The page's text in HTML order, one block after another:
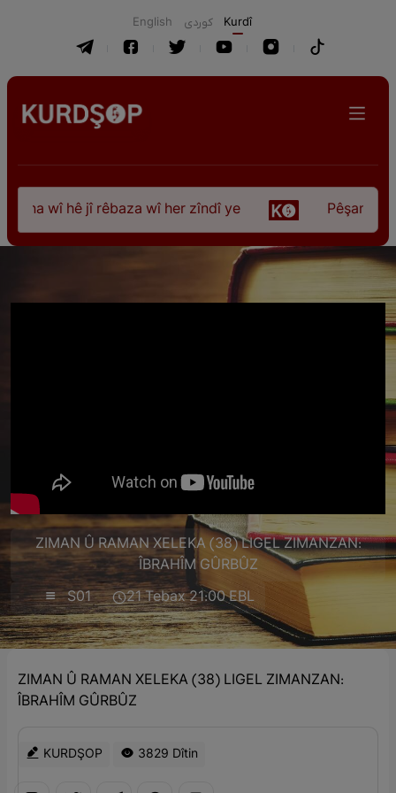
English كوردی Kurdî
wî hê jî rêbaza wî her zîndî ye Pêşangeha
ZIMAN Û RAMAN XELEKA (38) LIGEL ZIMANZAN:
ÎBRAHÎM GÛRBÛZ
S01
21 Tebax 21:00 EBL
ZIMAN Û RAMAN XELEKA (38) LIGEL ZIMANZAN:
ÎBRAHÎM GÛRBÛZ
KURDŞOP 3829 Dîtin